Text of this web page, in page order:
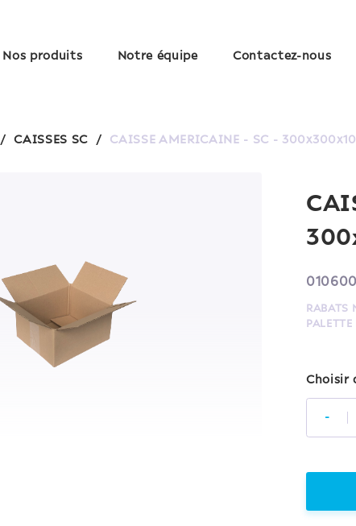
Nos produits Notre équipe Contactez-nous
/ CAISSES SC / CAISSE AMERICAINE - SC -
RABATS
Choisir
-